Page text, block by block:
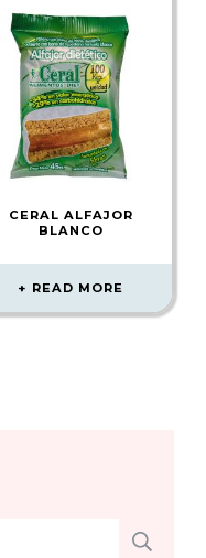
CERAL ALFAJOR
BLANCO
READ MORE